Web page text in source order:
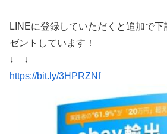
LINEに登録していただくと追加で
ゼントしています！
↓ ↓
https://bit.ly/3HPRZNf